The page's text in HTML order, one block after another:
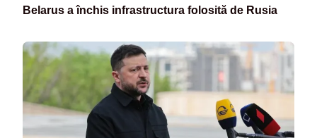
Belarus a închis infrastructura folosită de Rusia